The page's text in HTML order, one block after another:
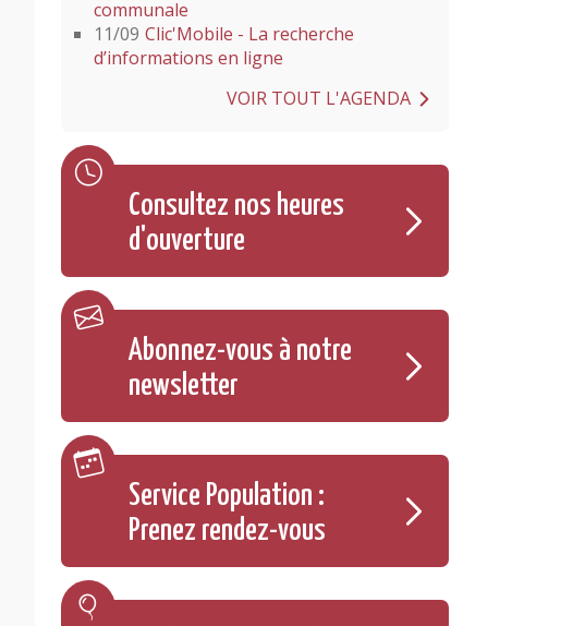
communale
11/09 Clic'Mobile - La recherche
d’informations en ligne
VOIR TOUT L'AGENDA
Consultez nos heures
d'ouverture
Abonnez-vous à notre
newsletter
Service Population :
Prenez rendez-vous